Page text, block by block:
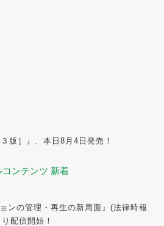
版］』、本日8月4日発売！
ンテンツ 新着
ンの管理・再生の新局面』(法律時報
配信開始！